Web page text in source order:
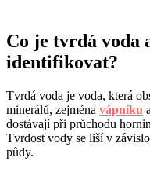
Co je tvrdá voda
identifikovat?
Tvrdá voda je voda, která
minerálů, zejména vápníku
dostávají při průchodu
Tvrdost vody se liší v
půdy.